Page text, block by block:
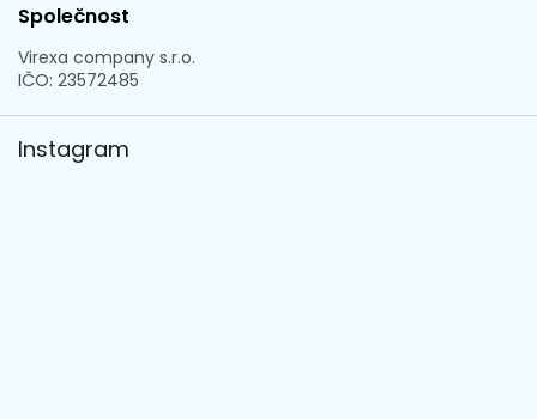
Společnost
Virexa company s.r.o.
IČO: 23572485
Instagram